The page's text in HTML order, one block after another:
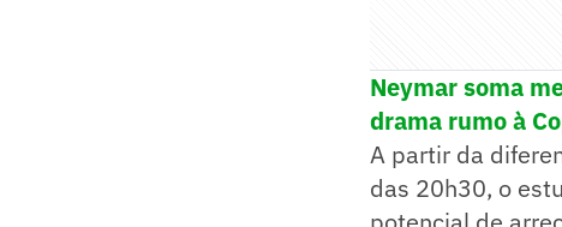
Neymar soma
drama rumo à
A partir da
das 20h30, o